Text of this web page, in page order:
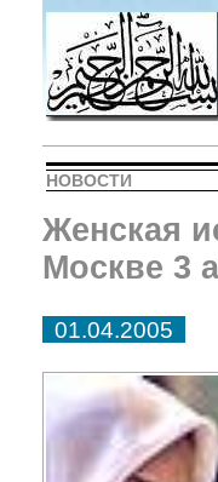
НОВОСТИ
Женская
Москве 3
01.04.2005